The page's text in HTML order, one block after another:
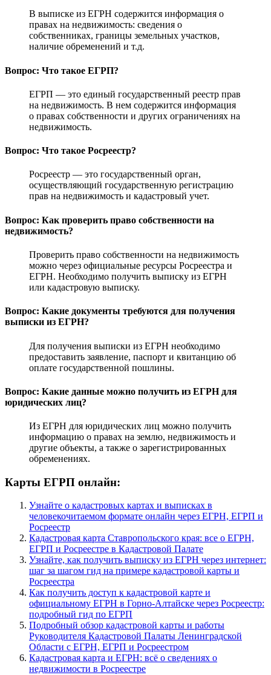
В выписке из ЕГРН содержится информация о
правах на недвижимость: сведения о
собственниках, границы земельных участков,
наличие обременений и т.д.
Вопрос: Что такое ЕГРП?
ЕГРП — это единый государственный реестр прав
на недвижимость. В нем содержится информация
о правах собственности и других ограничениях на
недвижимость.
Вопрос: Что такое Росреестр?
Росреестр — это государственный орган,
осуществляющий государственную регистрацию
прав на недвижимость и кадастровый учет.
Вопрос: Как проверить право собственности на
недвижимость?
Проверить право собственности на недвижимость
можно через официальные ресурсы Росреестра и
ЕГРН. Необходимо получить выписку из ЕГРН
или кадастровую выписку.
Вопрос: Какие документы требуются для получения
выписки из ЕГРН?
Для получения выписки из ЕГРН необходимо
предоставить заявление, паспорт и квитанцию об
оплате государственной пошлины.
Вопрос: Какие данные можно получить из ЕГРН для
юридических лиц?
Из ЕГРН для юридических лиц можно получить
информацию о правах на землю, недвижимость и
другие объекты, а также о зарегистрированных
обременениях.
Карты ЕГРП онлайн:
Узнайте о кадастровых картах и выписках в
человекочитаемом формате онлайн через ЕГРН, ЕГРП и
Росреестр
Кадастровая карта Ставропольского края: все о ЕГРН,
ЕГРП и Росреестре в Кадастровой Палате
Узнайте, как получить выписку из ЕГРН через интернет:
шаг за шагом гид на примере кадастровой карты и
Росреестра
Как получить доступ к кадастровой карте и
официальному ЕГРН в Горно-Алтайске через Росреестр:
подробный гид по ЕГРП
Подробный обзор кадастровой карты и работы
Руководителя Кадастровой Палаты Ленинградской
Области с ЕГРН, ЕГРП и Росреестром
Кадастровая карта и ЕГРН: всё о сведениях о
недвижимости в Росреестре